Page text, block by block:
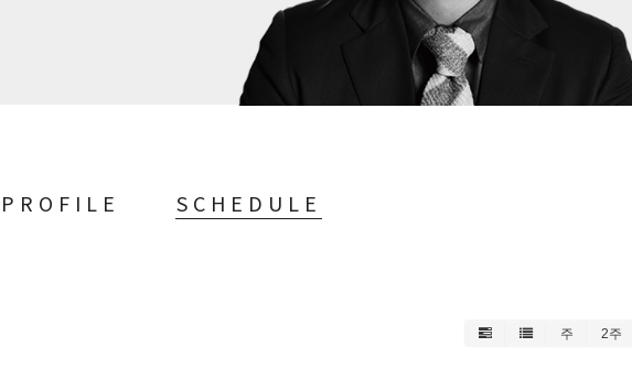
PROFILE SCHEDULE
주 2주